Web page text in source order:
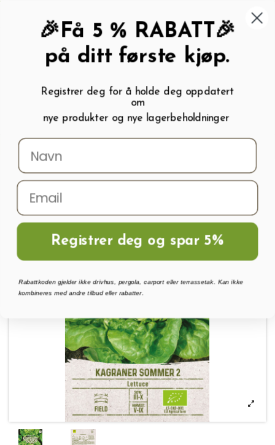
My wishlist ( 0
Menu Søk Logg inn Handlevogn
Hjem
🎉Få 5 % RABATT🎉
på ditt første kjøp.
Registrer deg for å holde deg oppdatert
om
nye produkter og nye lagerbeholdninger
Registrer deg og spar 5%
Rabattkoden gjelder ikke drivhus, pergola, carport eller terrassetak. Kan ikke
kombineres med andre tilbud eller rabatter.